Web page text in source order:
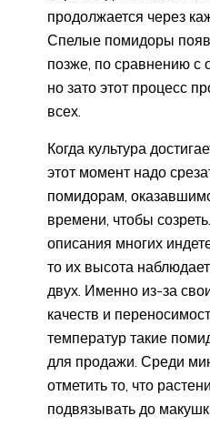
продолжается через
Спелые помидоры
позже, по сравнению с
но зато этот процесс
всех.
Когда культура
этот момент надо
помидорам,
времени, чтобы
описания многих
то их высота
двух. Именно из-за
качеств и
температур такие
для продажи. Среди
отметить то, что
подвязывать до